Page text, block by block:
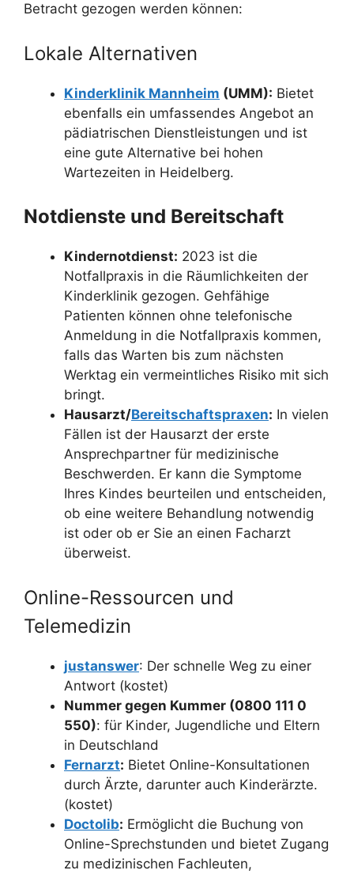
Betracht gezogen werden können:
Lokale Alternativen
Kinderklinik Mannheim (UMM): Bietet
ebenfalls ein umfassendes Angebot an
pädiatrischen Dienstleistungen und ist
eine gute Alternative bei hohen
Wartezeiten in Heidelberg.
Notdienste und Bereitschaft
Kindernotdienst: 2023 ist die
Notfallpraxis in die Räumlichkeiten der
Kinderklinik gezogen. Gehfähige
Patienten können ohne telefonische
Anmeldung in die Notfallpraxis kommen,
falls das Warten bis zum nächsten
Werktag ein vermeintliches Risiko mit sich
bringt.
Hausarzt/Bereitschaftspraxen: In vielen
Fällen ist der Hausarzt der erste
Ansprechpartner für medizinische
Beschwerden. Er kann die Symptome
Ihres Kindes beurteilen und entscheiden,
ob eine weitere Behandlung notwendig
ist oder ob er Sie an einen Facharzt
überweist.
Online-Ressourcen und
Telemedizin
justanswer: Der schnelle Weg zu einer
Antwort (kostet)
Nummer gegen Kummer (0800 111 0
550): für Kinder, Jugendliche und Eltern
in Deutschland
Fernarzt: Bietet Online-Konsultationen
durch Ärzte, darunter auch Kinderärzte.
(kostet)
Doctolib: Ermöglicht die Buchung von
Online-Sprechstunden und bietet Zugang
zu medizinischen Fachleuten,